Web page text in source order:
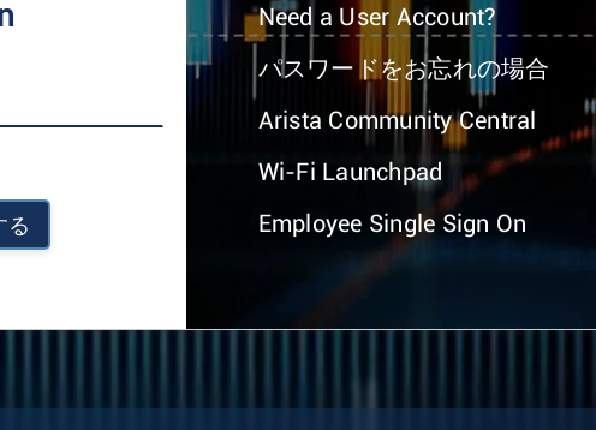
る
Need a User Account?
パスワードをお忘れの場合
Arista Community Central
Wi-Fi Launchpad
Employee Single Sign On